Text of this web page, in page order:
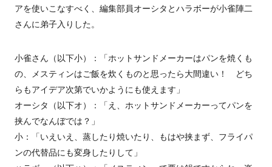
アを使いこなすべく、編集部員オーシタとハラボーが小雀陣二
さんに弟子入りした。
小雀さん（以下小）：「ホットサンドメーカーはパンを焼くも
の、メスティンはご飯を炊くものと思ったら大間違い！ どち
らもアイデア次第でいかようにも使えます」
オーシタ（以下オ）：「え、ホットサンドメーカーってパンを
挟んでなんぼでは？」
小：「いえいえ、蒸したり焼いたり、もはや挟まず、フライパ
ンの代替品にも変身したりして」